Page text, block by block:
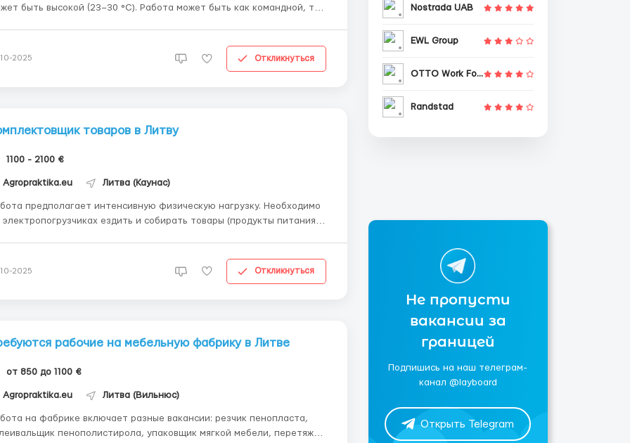
быть высокой (23–30 °C). Работа может быть как командной, так
2025 Откликнуться
товаров в Литву
1100 - 2100 €
Agropraktika.eu Литва (Каунас)
предполагает интенсивную физическую нагрузку. Необходимо
электропогрузчиках ездить и собирать товары (продукты питания).
заказов Вы выполняете, тем бол...
2025 Откликнуться
рабочие на мебельную фабрику в Литве
от 850 до 1100 €
Agropraktika.eu Литва (Вильнюс)
на фабрике включает разные вакансии: резчик пенопласта,
пенополистирола, упаковщик мягкой мебели, перетяжка
Nostrada UAB
EWL Group
OTTO Work Force
Randstad
Не пропусти
вакансии за
границей
Подпишись на наш телеграм-
канал @layboard
Открыть Telegram